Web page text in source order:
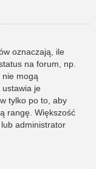
oznaczają, ile
na forum, np.
mogą
ustawia je
tylko po to, aby
rangę. Większość
administrator